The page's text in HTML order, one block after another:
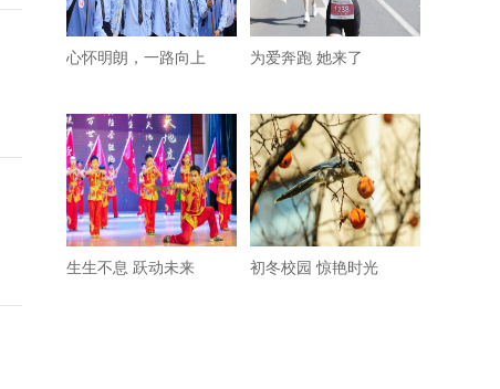
心怀明朗，一路向上 为爱奔跑 她来了
生生不息 跃动未来 初冬校园 惊艳时光